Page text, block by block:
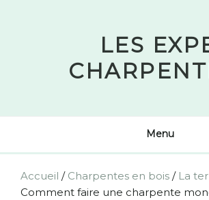
LES
Menu
Accueil / Charpentes en bois / La
Comment faire une charpente